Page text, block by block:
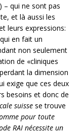
– qui ne sont pas
et là aussi les
leurs expressions:
en fait un
non seulement
de «cliniques
la dimension
exige que ces deux
besoins et donc de
suisse se trouve
pour toute
RAI nécessite un